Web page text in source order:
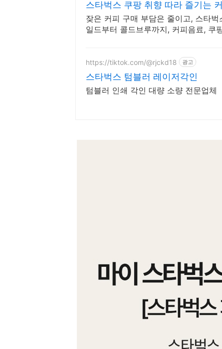
스타벅스 쿠팡 취향 따라 즐기는
잦은 커피 구매 부담은 줄이고, 스타
일드부터 콜드브루까지, 커피음료, 쿠
https://tiktok.com/@rjckd18 광고
스타벅스 텀블러 레이저각인
텀블러 인쇄 각인 대량 소량 전문업체